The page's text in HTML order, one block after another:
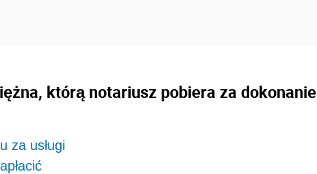
którą notariusz pobiera za dokonanie
za usługi